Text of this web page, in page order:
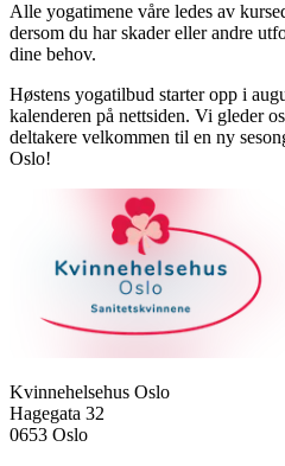
Alle yogatimene våre ledes av
dersom du har skader eller andre
dine behov.
Høstens yogatilbud starter opp i
kalenderen på nettsiden. Vi gleder
deltakere velkommen til en ny
Oslo!
Kvinnehelsehus Oslo
Hagegata 32
0653 Oslo